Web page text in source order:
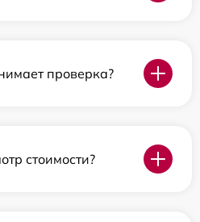
проверка?
стоимости?